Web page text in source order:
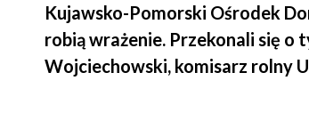
Kujawsko-Pomorski Ośrodek
robią wrażenie. Przekonali się o
Wojciechowski, komisarz rolny